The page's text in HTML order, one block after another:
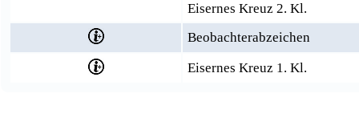
Eisernes Kreuz 2. Kl.
Beobachterabzeichen
Eisernes Kreuz 1. Kl.